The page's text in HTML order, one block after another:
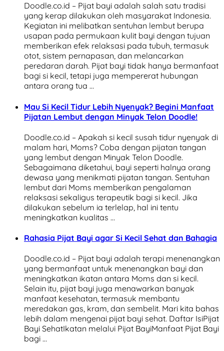
Doodle.co.id – Pijat bayi adalah salah satu tradisi
yang kerap dilakukan oleh masyarakat Indonesia.
Kegiatan ini melibatkan sentuhan lembut berupa
usapan pada permukaan kulit bayi dengan tujuan
memberikan efek relaksasi pada tubuh, termasuk
otot, sistem pernapasan, dan melancarkan
peredaran darah. Pijat bayi tidak hanya bermanfaat
bagi si kecil, tetapi juga mempererat hubungan
antara orang tua …
Mau Si Kecil Tidur Lebih Nyenyak? Begini Manfaat
Pijatan Lembut dengan Minyak Telon Doodle!
Doodle.co.id – Apakah si kecil susah tidur nyenyak di
malam hari, Moms? Coba dengan pijatan tangan
yang lembut dengan Minyak Telon Doodle.
Sebagaimana diketahui, bayi seperti halnya orang
dewasa yang menikmati pijatan tangan. Sentuhan
lembut dari Moms memberikan pengalaman
relaksasi sekaligus terapeutik bagi si kecil. Jika
dilakukan sebelum ia terlelap, hal ini tentu
meningkatkan kualitas …
Rahasia Pijat Bayi agar Si Kecil Sehat dan Bahagia
Doodle.co.id – Pijat bayi adalah terapi menenangkan
yang bermanfaat untuk menenangkan bayi dan
meningkatkan ikatan antara Moms dan si kecil.
Selain itu, pijat bayi juga menawarkan banyak
manfaat kesehatan, termasuk membantu
meredakan gas, kram, dan sembelit. Mari kita bahas
lebih dalam mengenai pijat bayi sehat. Daftar IsiPijat
Bayi SehatIkatan melalui Pijat BayiManfaat Pijat Bayi
bagi …